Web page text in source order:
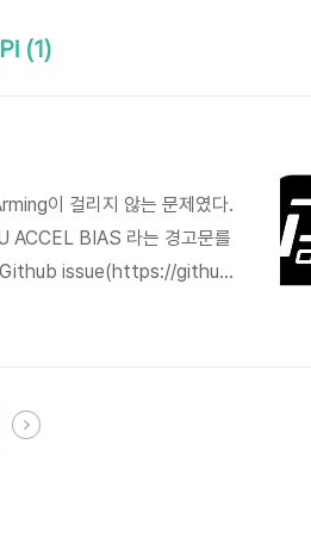
(1)
이 걸리지 않는 문제였다.
ACCEL BIAS 라는 경고문를
. Github issue(https://github.
통해 COM_ARM_EKF_AB